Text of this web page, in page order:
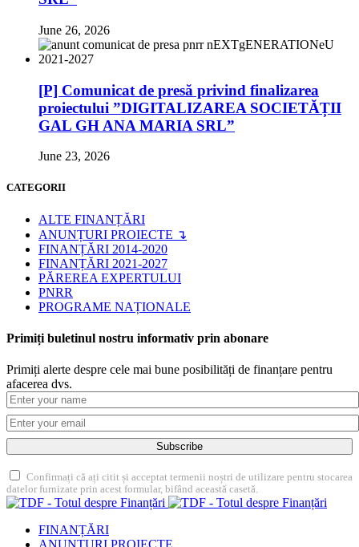
June 26, 2026
[P] Comunicat de presă privind finalizarea
proiectului ”DIGITALIZAREA SOCIETĂȚII
GAL GH ANA MARIA SRL”
June 23, 2026
CATEGORII
ALTE FINANȚĂRI
ANUNȚURI PROIECTE ↴
FINANȚĂRI 2014-2020
FINANȚĂRI 2021-2027
PĂREREA EXPERTULUI
PNRR
PROGRAME NAȚIONALE
Primiți buletinul nostru informativ prin abonare
Primiți alerte despre cele mai bune posibilități de finanțare pentru
afacerea dvs.
Subscribe
Confirmați că ați citit și acceptat termenii noștri de utilizare pentru stocarea
datelor furnizate prin acest formular, bifând această casetă.
FINANȚĂRI